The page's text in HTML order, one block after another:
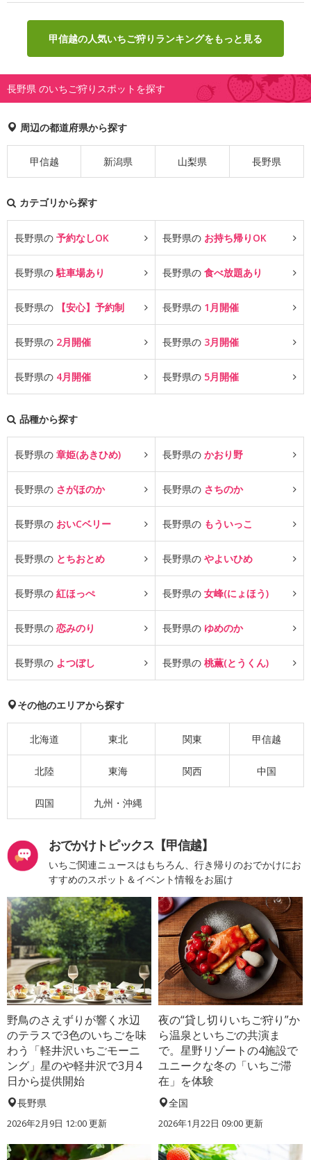
甲信越の人気いちご狩りランキングをもっと見る
長野県 のいちご狩りスポットを探す
周辺の都道府県から探す
甲信越 新潟県 山梨県 長野県
カテゴリから探す
長野県の 予約なしOK 長野県の お持ち帰りOK
長野県の駐車場あり 長野県の 食べ放題あり
長野県の 【安心】予約制 長野県の 1月開催
長野県の 2月開催 長野県の 3月開催
長野県の 4月開催 長野県の 5月開催
品種から探す
長野県の 章姫(あきひめ) 長野県の かおり野
長野県の さがほのか 長野県の さちのか
長野県の おいCベリー 長野県の もういっこ
長野県の とちおとめ 長野県の やよいひめ
長野県の 紅ほっぺ 長野県の 女峰(にょほう)
長野県の 恋みのり 長野県の ゆめのか
長野県の よつぼし 長野県の 桃薫(とうくん)
その他のエリアから探す
北海道 東北 関東 甲信越
北陸 東海 関西 中国
四国 九州・沖縄
おでかけトピックス【甲信越】
いちご関連ニュースはもちろん、行き帰りのおでかけにお
すすめのスポット＆イベント情報をお届け
野鳥のさえずりが響く水辺
のテラスで3色のいちごを味
わう「軽井沢いちごモーニ
ング」星のや軽井沢で3月4
日から提供開始
長野県
2026年2月9日 12:00 更新
夜の“貸し切りいちご狩り”か
ら温泉といちごの共演ま
で。星野リゾートの4施設で
ユニークな冬の「いちご滞
在」を体験
全国
2026年1月22日 09:00 更新